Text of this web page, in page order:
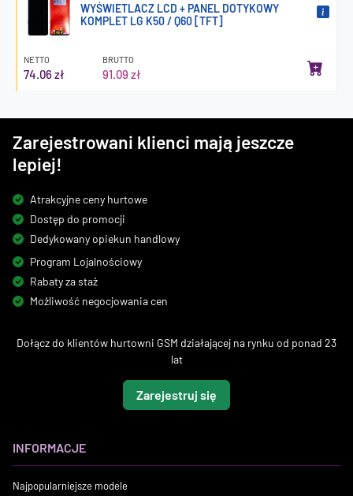
WYŚWIETLACZ LCD + PANEL DOTYKOWY
KOMPLET LG K50 / Q60 [TFT]
NETTO
74.06 zł
BRUTTO
91.09 zł
Zarejestrowani klienci mają jeszcze
lepiej!
Atrakcyjne ceny hurtowe
Dostęp do promocji
Dedykowany opiekun handlowy
Program Lojalnościowy
Rabaty za staż
Możliwość negocjowania cen
Dołącz do klientów hurtowni GSM działającej na rynku od ponad 23
lat
Zarejestruj się
INFORMACJE
Najpopularniejsze modele